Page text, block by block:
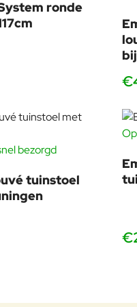
Denk aan plantenbakken
en het comfort van de
ronde
bezorgd
tuinstoel